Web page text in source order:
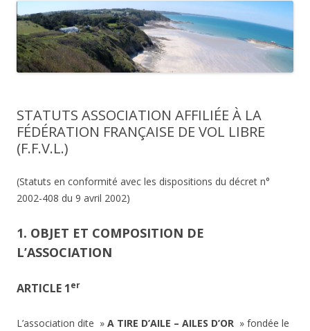
STATUTS ASSOCIATION AFFILIÉE À LA
FÉDÉRATION FRANÇAISE DE VOL LIBRE
(F.F.V.L.)
(Statuts en conformité avec les dispositions du décret n°
2002-408 du 9 avril 2002)
1. OBJET ET COMPOSITION DE
L’ASSOCIATION
ARTICLE 1er
L’association dite » A TIRE D’AILE – AILES D’OR » fondée le